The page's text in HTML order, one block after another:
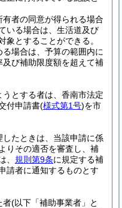
者の同意が得られる場合
いる場合は、生活道及び
象とすることができる。
場合は、予算の範囲内に
及び補助限度額を超えて補
とする者は、香南市法定
付申請書(様式第1号)を市
したときは、当該申請に係
りその適否を審査し、補
、 規則第9条に規定する補
請者に通知するものとす
者(以下「補助事業者」と